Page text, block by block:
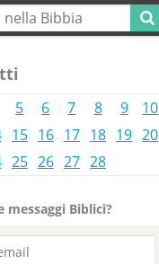
5 6 7 8 9
10
15 16 17 18 19 20
25 26 27 28
messaggi Biblici?